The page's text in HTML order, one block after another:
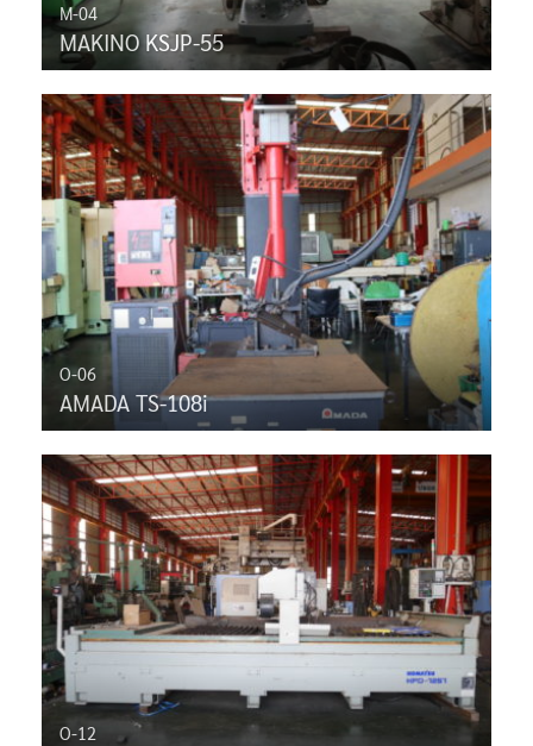
M-04
MAKINO KSJP-55
O-06
AMADA TS-108i
O-12